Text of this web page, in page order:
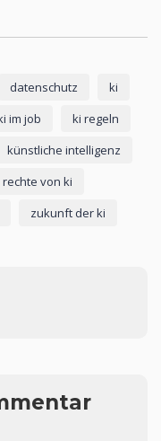
datenschutz
ki
im job
ki regeln
künstliche intelligenz
rechte von ki
zukunft der ki